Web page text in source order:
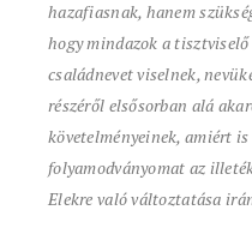
hazafiasnak, hanem
hogy mindazok a
családnevet viselnek,
részéről elsősorban alá
követelményeinek, amiért
folyamodványomat az
Elekre való változtatása